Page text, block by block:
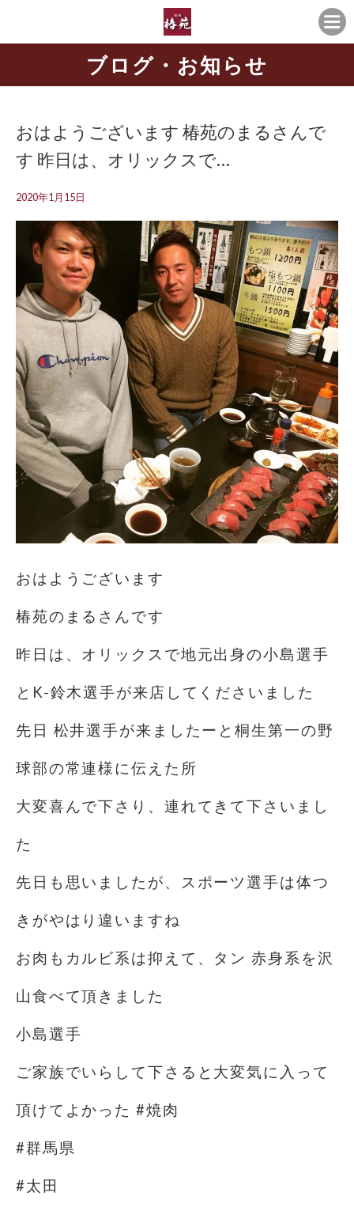
ブログ・お知らせ
おはようございます 椿苑のまるさんで
す 昨日は、オリックスで…
2020年1月15日
おはようございます
椿苑のまるさんです
昨日は、オリックスで地元出身の小島選手
とK-鈴木選手が来店してくださいました
先日 松井選手が来ましたーと桐生第一の野
球部の常連様に伝えた所
大変喜んで下さり、連れてきて下さいまし
た
先日も思いましたが、スポーツ選手は体つ
きがやはり違いますね
お肉もカルビ系は抑えて、タン 赤身系を沢
山食べて頂きました
小島選手
ご家族でいらして下さると大変気に入って
頂けてよかった #焼肉
#群馬県
#太田